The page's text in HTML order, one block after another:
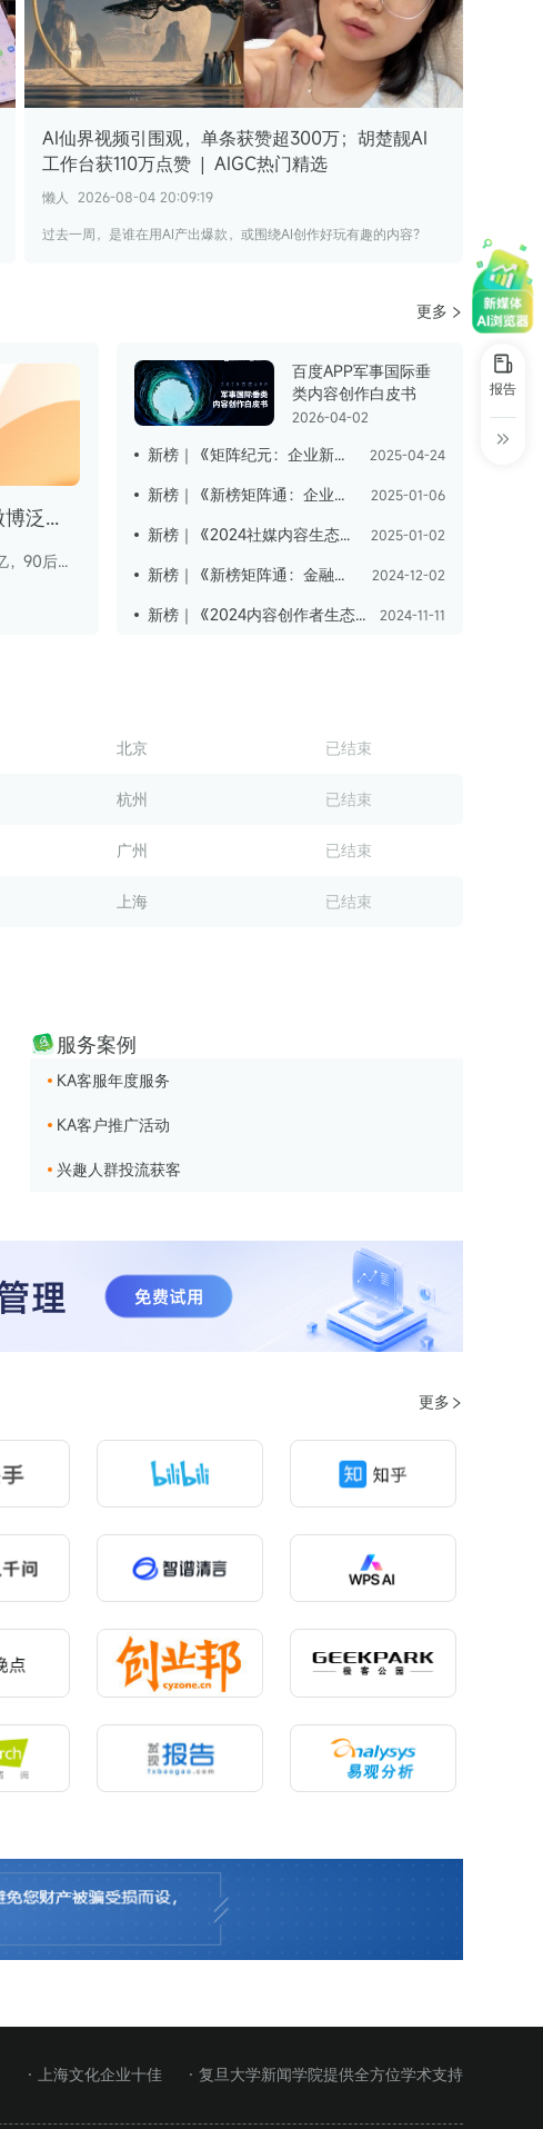
AI仙界视频引围观，单条获赞超300万；胡楚靓AI
工作台获110万点赞 | AIGC热门精选
懒人 2026-08-04 20:09:19
过去一周，是谁在用AI产出爆款，或围绕AI创作好玩有趣的内容？
更多
【新榜×微博】2025微博泛二次元内容生态研究报告
2024年微博ACG用户超3.2亿，90后是微博泛二次元用户的绝对主力人群；微博ACG领域博主呈规模与流量同步提升态势，平台在泛二次元领域已形成完整的生态链。
百度APP军事国际垂
类内容创作白皮书
2026-04-02
新榜｜《矩阵纪元：企业新媒体生态位与实践图谱》 2025-04-24
新榜｜《新榜矩阵通：企业新媒体KOS矩阵研究报告》 2025-01-06
新榜｜《2024社媒内容生态数据报告》 2025-01-02
新榜｜《新榜矩阵通：金融行业品牌矩阵研究报告 》 2024-12-02
新榜｜《2024内容创作者生态报告》 2024-11-11
北京 已结束
杭州 已结束
广州 已结束
上海 已结束
服务案例
KA客服年度服务
KA客户推广活动
兴趣人群投流获客
更多
· 上海文化企业十佳 · 复旦大学新闻学院提供全方位学术支持
报告